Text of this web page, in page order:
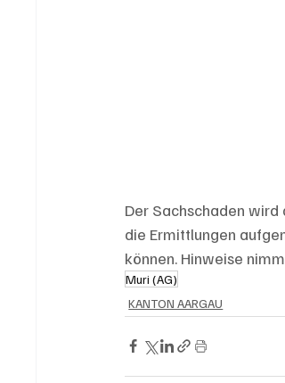
Der Sachschaden wird
die Ermittlungen
können. Hinweise
Muri (AG)
KANTON AARGAU